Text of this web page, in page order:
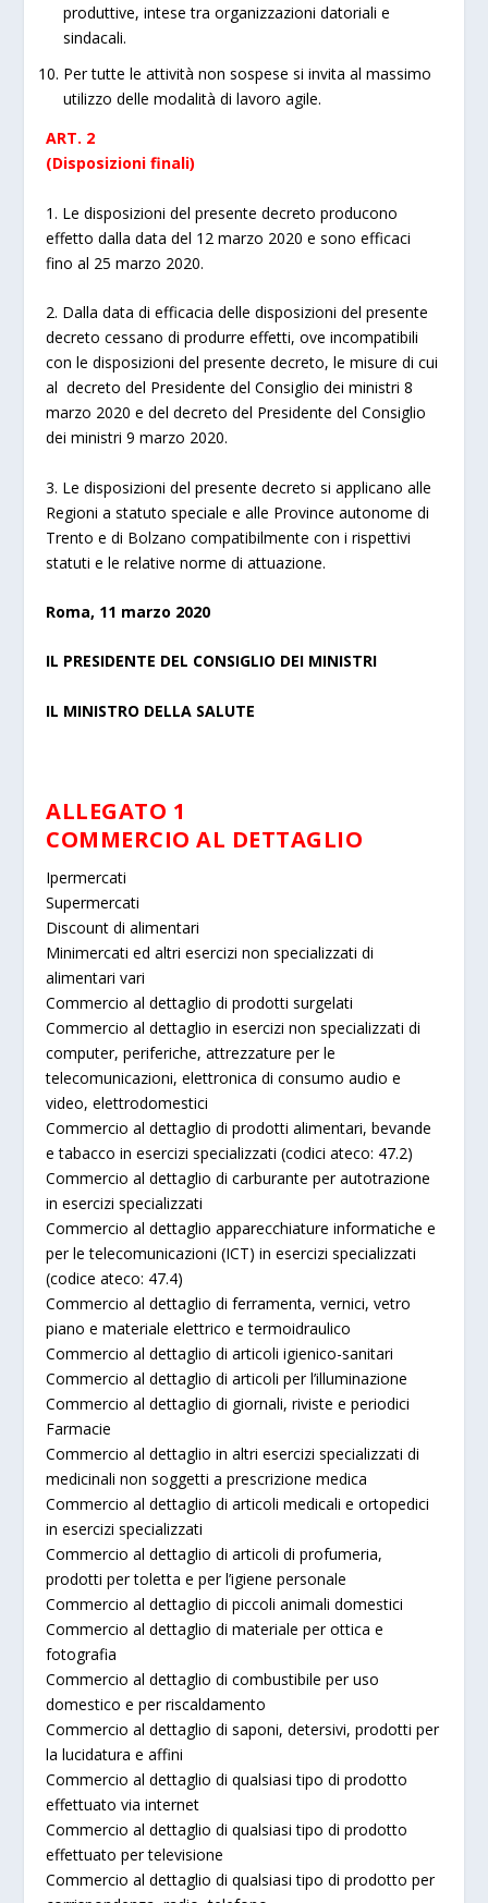
produttive, intese tra organizzazioni datoriali e
sindacali.
Per tutte le attività non sospese si invita al massimo
utilizzo delle modalità di lavoro agile.
ART. 2
(Disposizioni finali)
1. Le disposizioni del presente decreto producono
effetto dalla data del 12 marzo 2020 e sono efficaci
fino al 25 marzo 2020.
2. Dalla data di efficacia delle disposizioni del presente
decreto cessano di produrre effetti, ove incompatibili
con le disposizioni del presente decreto, le misure di cui
al decreto del Presidente del Consiglio dei ministri 8
marzo 2020 e del decreto del Presidente del Consiglio
dei ministri 9 marzo 2020.
3. Le disposizioni del presente decreto si applicano alle
Regioni a statuto speciale e alle Province autonome di
Trento e di Bolzano compatibilmente con i rispettivi
statuti e le relative norme di attuazione.
Roma, 11 marzo 2020
IL PRESIDENTE DEL CONSIGLIO DEI MINISTRI
IL MINISTRO DELLA SALUTE
ALLEGATO 1
COMMERCIO AL DETTAGLIO
Ipermercati
Supermercati
Discount di alimentari
Minimercati ed altri esercizi non specializzati di
alimentari vari
Commercio al dettaglio di prodotti surgelati
Commercio al dettaglio in esercizi non specializzati di
computer, periferiche, attrezzature per le
telecomunicazioni, elettronica di consumo audio e
video, elettrodomestici
Commercio al dettaglio di prodotti alimentari, bevande
e tabacco in esercizi specializzati (codici ateco: 47.2)
Commercio al dettaglio di carburante per autotrazione
in esercizi specializzati
Commercio al dettaglio apparecchiature informatiche e
per le telecomunicazioni (ICT) in esercizi specializzati
(codice ateco: 47.4)
Commercio al dettaglio di ferramenta, vernici, vetro
piano e materiale elettrico e termoidraulico
Commercio al dettaglio di articoli igienico-sanitari
Commercio al dettaglio di articoli per l’illuminazione
Commercio al dettaglio di giornali, riviste e periodici
Farmacie
Commercio al dettaglio in altri esercizi specializzati di
medicinali non soggetti a prescrizione medica
Commercio al dettaglio di articoli medicali e ortopedici
in esercizi specializzati
Commercio al dettaglio di articoli di profumeria,
prodotti per toletta e per l’igiene personale
Commercio al dettaglio di piccoli animali domestici
Commercio al dettaglio di materiale per ottica e
fotografia
Commercio al dettaglio di combustibile per uso
domestico e per riscaldamento
Commercio al dettaglio di saponi, detersivi, prodotti per
la lucidatura e affini
Commercio al dettaglio di qualsiasi tipo di prodotto
effettuato via internet
Commercio al dettaglio di qualsiasi tipo di prodotto
effettuato per televisione
Commercio al dettaglio di qualsiasi tipo di prodotto per